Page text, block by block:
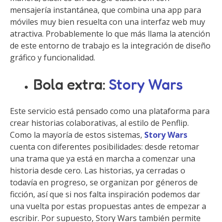
mensajería instantánea, que combina una app para
móviles muy bien resuelta con una interfaz web muy
atractiva. Probablemente lo que más llama la atención
de este entorno de trabajo es la integración de diseño
gráfico y funcionalidad.
Bola extra: Story Wars
Este servicio está pensado como una plataforma para
crear historias colaborativas, al estilo de Penflip.
Como la mayoría de estos sistemas, Story Wars
cuenta con diferentes posibilidades: desde retomar
una trama que ya está en marcha a comenzar una
historia desde cero. Las historias, ya cerradas o
todavía en progreso, se organizan por géneros de
ficción, así que si nos falta inspiración podemos dar
una vuelta por estas propuestas antes de empezar a
escribir. Por supuesto, Story Wars también permite